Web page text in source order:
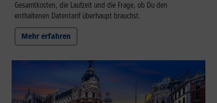
Gesamtkosten, die Laufzeit und die Frage, ob Du den
enthaltenen Datentarif überhaupt brauchst.
Mehr erfahren